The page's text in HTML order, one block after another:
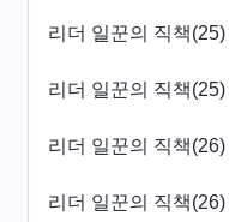
리더 일꾼의 직책(25)
리더 일꾼의 직책(25)
리더 일꾼의 직책(26)
리더 일꾼의 직책(26)